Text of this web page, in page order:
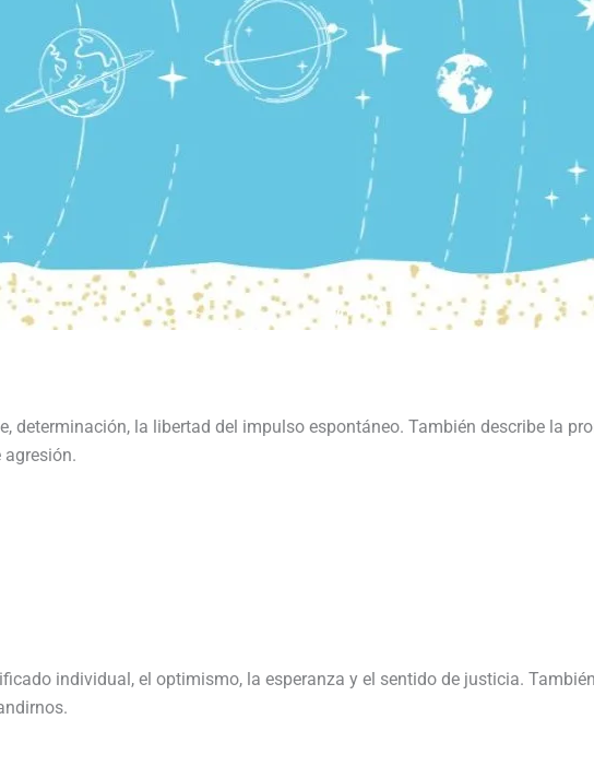
determinación, la libertad del impulso espontáneo. También describe la
individual, el optimismo, la esperanza y el sentido de justicia.